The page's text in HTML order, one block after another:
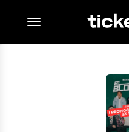
desplegar navegación